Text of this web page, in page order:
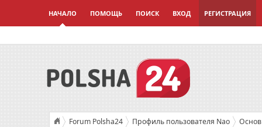
НАЧАЛО ПОМОЩЬ ПОИСК ВХОД РЕГИСТРАЦИЯ
Forum Polsha24 Профиль пользователя Nao